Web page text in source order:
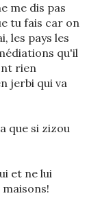
me dis pas
tu fais car on
les pays les
qu'il
rien
jerbi qui va
que si zizou
et ne lui